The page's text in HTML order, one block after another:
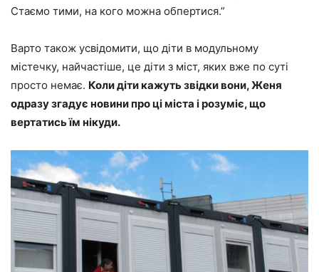
Стаємо тими, на кого можна обпертися.”
Варто також усвідомити, що діти в модульному
містечку, найчастіше, це діти з міст, яких вже по суті
просто немає. Коли діти кажуть звідки вони, Женя
одразу згадує новини про ці міста і розуміє, що
вертатись їм нікуди.